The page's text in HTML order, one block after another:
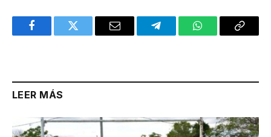
FacebookTwitter Email TelegramWhatsAppCopy
LEER MÁS